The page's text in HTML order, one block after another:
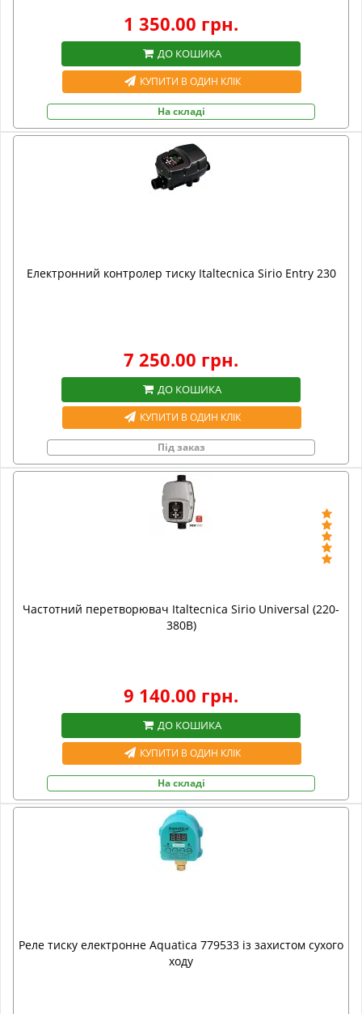
1 350.00 грн.
ДО КОШИКА
КУПИТИ В ОДИН КЛІК
На складі
Електронний контролер тиску Italtecnica Sirio Entry 230
7 250.00 грн.
ДО КОШИКА
КУПИТИ В ОДИН КЛІК
Під заказ
Частотний перетворювач Italtecnica Sirio Universal (220-
380В)
9 140.00 грн.
ДО КОШИКА
КУПИТИ В ОДИН КЛІК
На складі
Реле тиску електронне Aquatica 779533 із захистом сухого
ходу